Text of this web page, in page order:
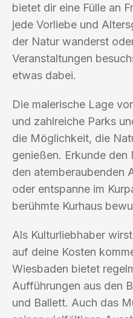
bietet dir eine Fülle an
jede Vorliebe und
der Natur wanderst
Veranstaltungen
etwas dabei.
Die malerische Lage
und zahlreiche Parks
die Möglichkeit, die
genießen. Erkunde
den atemberaubenden
oder entspanne im
berühmte Kurhaus
Als Kulturliebhaber
auf deine Kosten
Wiesbaden bietet
Aufführungen aus den
und Ballett. Auch das